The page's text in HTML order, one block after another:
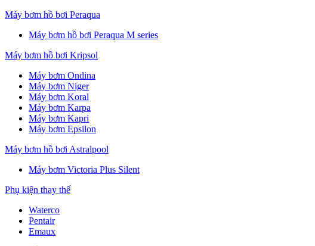
Máy bơm hồ bơi Peraqua
Máy bơm hồ bơi Peraqua M series
Máy bơm hồ bơi Kripsol
Máy bơm Ondina
Máy bơm Niger
Máy bơm Koral
Máy bơm Karpa
Máy bơm Kapri
Máy bơm Epsilon
Máy bơm hồ bơi Astralpool
Máy bơm Victoria Plus Silent
Phụ kiện thay thế
Waterco
Pentair
Emaux